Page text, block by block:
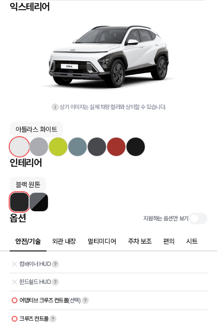
익스테리어
상기 이미지는 실제 차량 컬러와 상이할 수 있습니다.
아틀라스 화이트
인테리어
블랙 원톤
옵션 지원하는 옵션만 보기
안전/기술 외관 내장 멀티미디어 주차 보조 편의 시트
컴바이너 HUD
윈드쉴드 HUD
어댑티브 크루즈 컨트롤(선택)
크루즈 컨트롤